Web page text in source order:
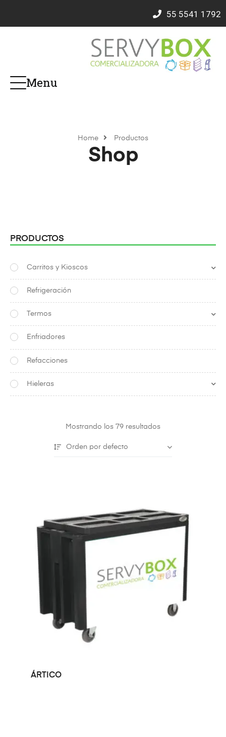
55 5541 1792
Menu
Home Productos
Shop
Mostrando los 79 resultados
Orden por defecto
ÁRTICO
PRODUCTOS
Carritos y Kioscos
Refrigeración
Termos
Enfriadores
Refacciones
Hieleras